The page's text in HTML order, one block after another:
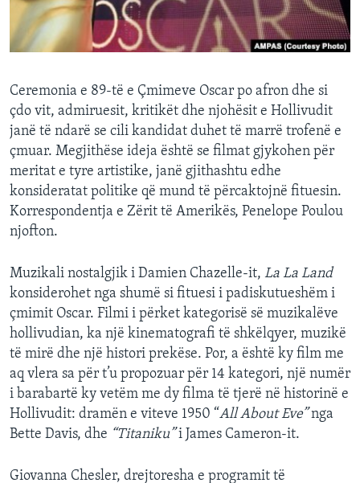
INTERVISTA
DITARI
Ceremonia e 89-të e Çmimeve Oscar po afron dhe si
çdo vit, admiruesit, kritikët dhe njohësit e Hollivudit
janë të ndarë se cili kandidat duhet të marrë trofenë e
çmuar. Megjithëse ideja është se filmat gjykohen për
meritat e tyre artistike, janë gjithashtu edhe
konsideratat politike që mund të përcaktojnë fituesin.
Korrespondentja e Zërit të Amerikës, Penelope Poulou
njofton.
Muzikali nostalgjik i Damien Chazelle-it, La La Land
konsiderohet nga shumë si fituesi i padiskutueshëm i
çmimit Oscar. Filmi i përket kategorisë së muzikalëve
hollivudian, ka një kinematografi të shkëlqyer, muzikë
të mirë dhe një histori prekëse. Por, a është ky film me
aq vlera sa për t’u propozuar për 14 kategori, një numër
i barabartë ky vetëm me dy filma të tjerë në historinë e
Hollivudit: dramën e viteve 1950 “All About Eve”nga
Bette Davis, dhe “Titaniku”i James Cameron-it.
Giovanna Chesler, drejtoresha e programit të